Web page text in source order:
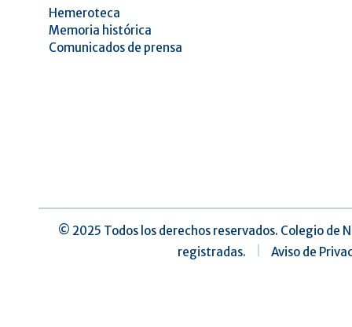
Hemeroteca
Memoria histórica
Comunicados de prensa
©️ 2025 Todos los derechos reservados. Colegio
registradas.
Aviso de